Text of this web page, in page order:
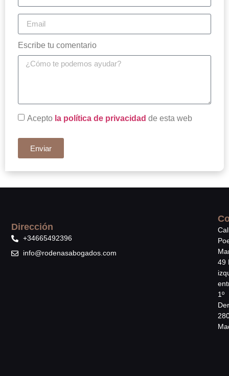
Escribe tu comentario
Acepto la política de privacidad de esta web
Enviar
49
1º
Dirección
+34665492396
info@rodenasabogados.com